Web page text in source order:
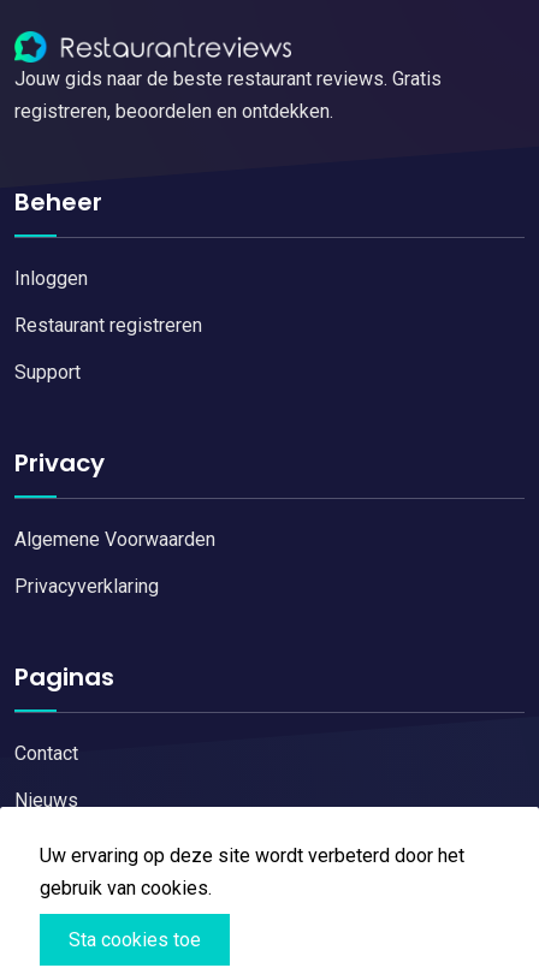
Uw ervaring op deze site wordt verbeterd door het
gebruik van cookies.
Sta cookies toe
Jouw gids naar de beste restaurant reviews. Gratis
registreren, beoordelen en ontdekken.
Beheer
Inloggen
Restaurant registreren
Support
Privacy
Algemene Voorwaarden
Privacyverklaring
Paginas
Contact
Nieuws
Copyright © 2026Restaurant reviews